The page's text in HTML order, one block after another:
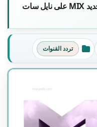
تردد مجموعة قنوات ميكس 2026 الجديد MIX على نايل سات
التصنيفاتتردد القنوات